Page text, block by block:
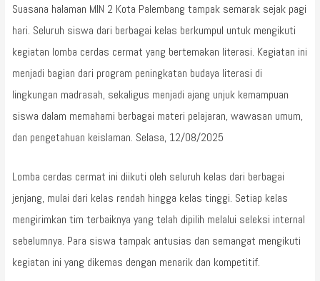
Suasana halaman MIN 2 Kota Palembang tampak semarak sejak pagi
hari. Seluruh siswa dari berbagai kelas berkumpul untuk mengikuti
kegiatan lomba cerdas cermat yang bertemakan literasi. Kegiatan ini
menjadi bagian dari program peningkatan budaya literasi di
lingkungan madrasah, sekaligus menjadi ajang unjuk kemampuan
siswa dalam memahami berbagai materi pelajaran, wawasan umum,
dan pengetahuan keislaman. Selasa, 12/08/2025
Lomba cerdas cermat ini diikuti oleh seluruh kelas dari berbagai
jenjang, mulai dari kelas rendah hingga kelas tinggi. Setiap kelas
mengirimkan tim terbaiknya yang telah dipilih melalui seleksi internal
sebelumnya. Para siswa tampak antusias dan semangat mengikuti
kegiatan ini yang dikemas dengan menarik dan kompetitif.